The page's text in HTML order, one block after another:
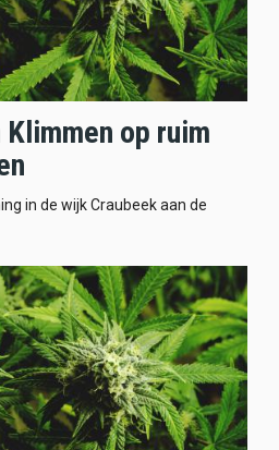
op ruim
in de wijk Craubeek aan de